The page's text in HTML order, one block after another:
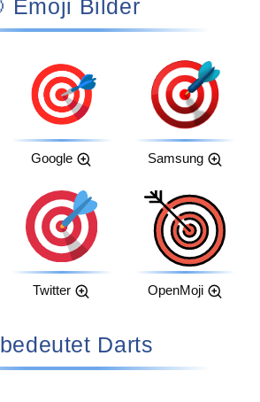
🎯 Emoji Bilder
Google Samsung
Twitter OpenMoji
🎯 bedeutet Darts